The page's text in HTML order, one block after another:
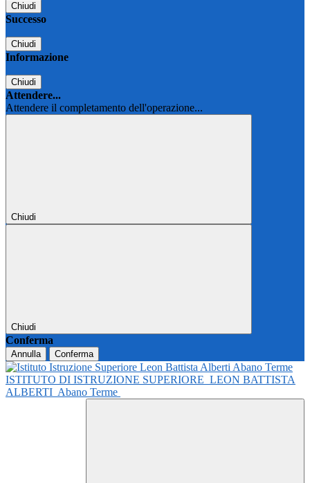
Chiudi
Successo
Chiudi
Informazione
Chiudi
Attendere...
Attendere il completamento dell'operazione...
Chiudi
Chiudi
Conferma
Annulla Conferma
ISTITUTO DI ISTRUZIONE SUPERIORE LEON BATTISTA
ALBERTI Abano Terme